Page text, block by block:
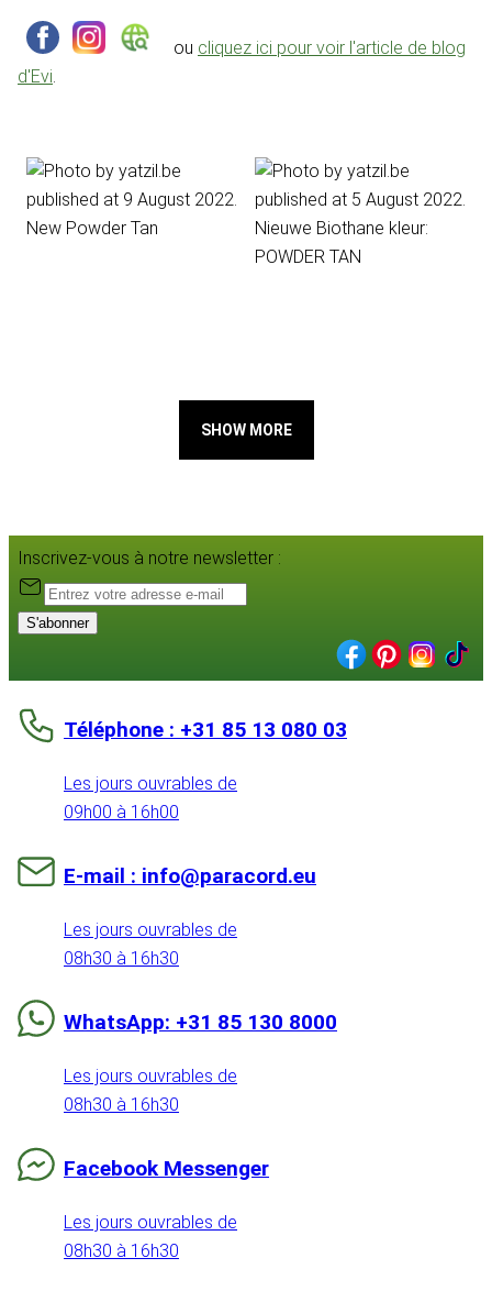
ou cliquez ici pour voir l'article de blog
d'Evi.
SHOW MORE
Inscrivez-vous à notre newsletter :
S'abonner
Téléphone : +31 85 13 080 03
Les jours ouvrables de
09h00 à 16h00
E-mail : info@paracord.eu
Les jours ouvrables de
08h30 à 16h30
WhatsApp: +31 85 130 8000
Les jours ouvrables de
08h30 à 16h30
Facebook Messenger
Les jours ouvrables de
08h30 à 16h30